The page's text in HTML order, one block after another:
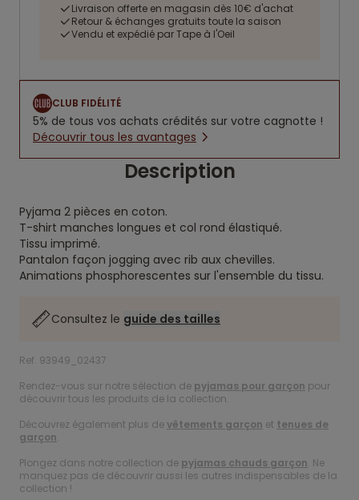
Livraison offerte en magasin dès 10€ d'achat
Retour & échanges gratuits toute la saison
Vendu et expédié par Tape à l'Oeil
CLUB FIDÉLITÉ
5% de tous vos achats crédités sur votre cagnotte !
Découvrir tous les avantages
Description
Pyjama 2 pièces en coton.
T-shirt manches longues et col rond élastiqué.
Tissu imprimé.
Pantalon façon jogging avec rib aux chevilles.
Animations phosphorescentes sur l'ensemble du tissu.
Consultez le guide des tailles
Ref. 93949_02437
Rendez-vous sur notre sélection de pyjamas pour garçon pour
découvrir tous les produits de la collection.
Découvrez également plus devêtements garçon et tenues de
garçon.
Plongez dans notre collection de pyjamas chauds garçon. Ne
manquez pas de découvrir aussi les autres indispensables de la
collection !